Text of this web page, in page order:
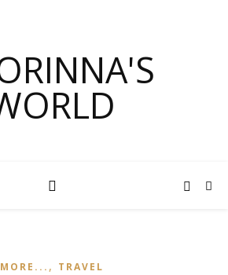
MORE... , TRAVEL